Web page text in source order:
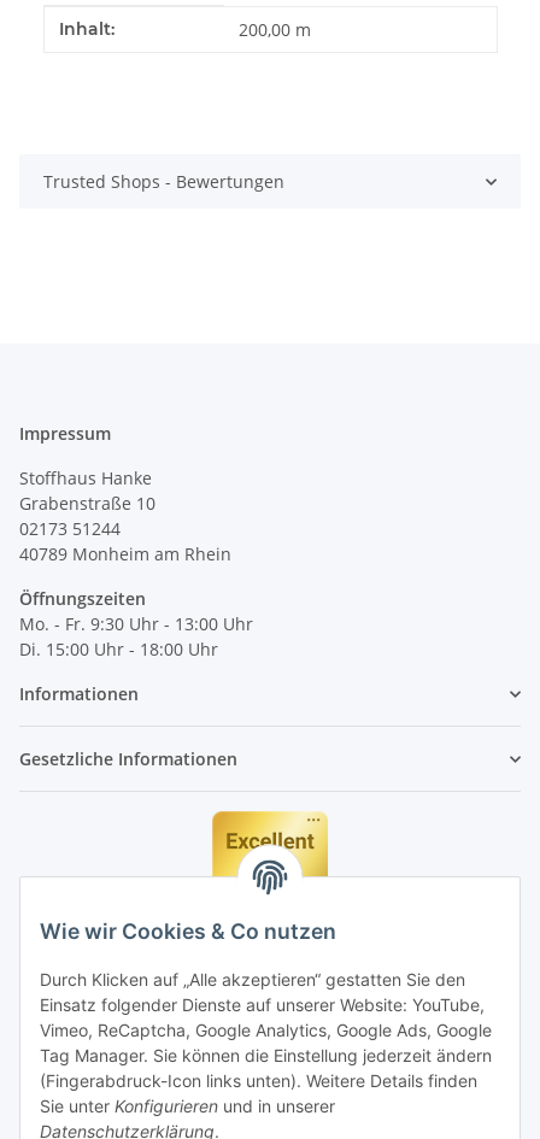
Wie wir Cookies & Co nutzen
Durch Klicken auf „Alle akzeptieren“ gestatten Sie den
Einsatz folgender Dienste auf unserer Website: YouTube,
Vimeo, ReCaptcha, Google Analytics, Google Ads, Google
Tag Manager. Sie können die Einstellung jederzeit ändern
(Fingerabdruck-Icon links unten). Weitere Details finden
Sie unter Konfigurieren und in unserer
Datenschutzerklärung.
Produkteigenschaft
Wert
Inhalt: 200,00 m
Trusted Shops - Bewertungen
Impressum
Stoffhaus Hanke
Grabenstraße 10
02173 51244
40789 Monheim am Rhein
Öffnungszeiten
Mo. - Fr. 9:30 Uhr - 13:00 Uhr
Di. 15:00 Uhr - 18:00 Uhr
Informationen
Gesetzliche Informationen